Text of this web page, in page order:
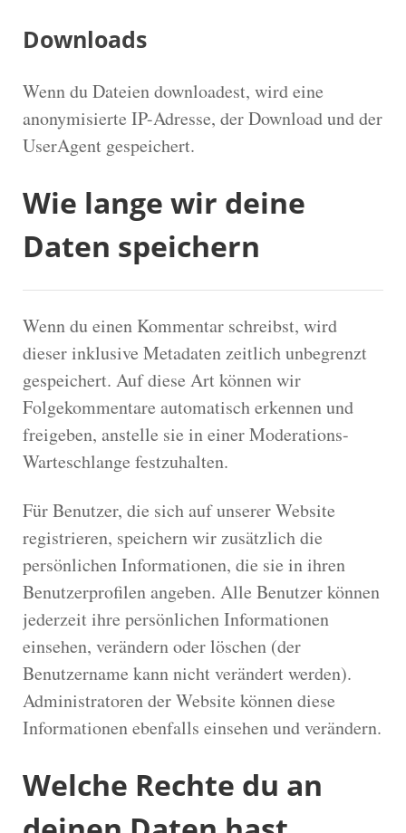
Downloads
Wenn du Dateien downloadest, wird eine
anonymisierte IP-Adresse, der Download und der
UserAgent gespeichert.
Wie lange wir deine
Daten speichern
Wenn du einen Kommentar schreibst, wird
dieser inklusive Metadaten zeitlich unbegrenzt
gespeichert. Auf diese Art können wir
Folgekommentare automatisch erkennen und
freigeben, anstelle sie in einer Moderations-
Warteschlange festzuhalten.
Für Benutzer, die sich auf unserer Website
registrieren, speichern wir zusätzlich die
persönlichen Informationen, die sie in ihren
Benutzerprofilen angeben. Alle Benutzer können
jederzeit ihre persönlichen Informationen
einsehen, verändern oder löschen (der
Benutzername kann nicht verändert werden).
Administratoren der Website können diese
Informationen ebenfalls einsehen und verändern.
Welche Rechte du an